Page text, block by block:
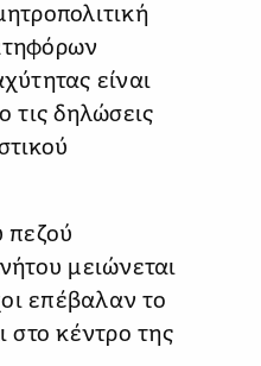
είναι
τις δηλώσεις
πεζού
μειώνεται
επέβαλαν το
στο κέντρο της